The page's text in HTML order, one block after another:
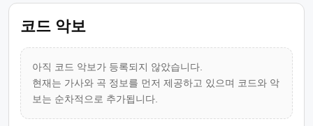
코드 악보
아직 코드 악보가 등록되지 않았습니다.
현재는 가사와 곡 정보를 먼저 제공하고 있으며 코드와 악
보는 순차적으로 추가됩니다.